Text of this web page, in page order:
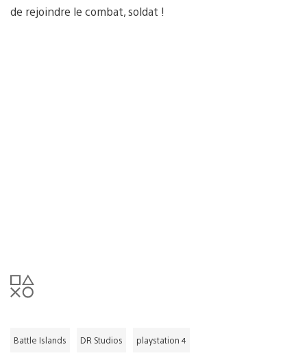
de rejoindre le combat, soldat !
Battle Islands DR Studios playstation 4